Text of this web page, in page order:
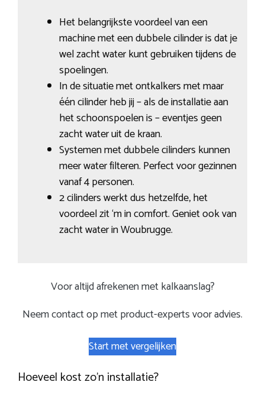
Het belangrijkste voordeel van een
machine met een dubbele cilinder is dat je
wel zacht water kunt gebruiken tijdens de
spoelingen.
In de situatie met ontkalkers met maar
één cilinder heb jij – als de installatie aan
het schoonspoelen is – eventjes geen
zacht water uit de kraan.
Systemen met dubbele cilinders kunnen
meer water filteren. Perfect voor gezinnen
vanaf 4 personen.
2 cilinders werkt dus hetzelfde, het
voordeel zit ‘m in comfort. Geniet ook van
zacht water in Woubrugge.
Voor altijd afrekenen met kalkaanslag?
Neem contact op met product-experts voor advies.
Start met vergelijken
Hoeveel kost zo’n installatie?